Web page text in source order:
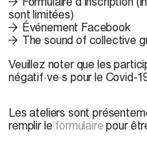
sont limitées)
Événement Facebook
The sound of collective
Veuillez noter que les
négatif·ve·s pour le Covid-
Les ateliers sont
remplir le formulaire pour